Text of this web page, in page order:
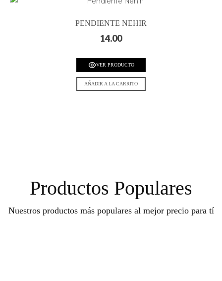
PENDIENTE NEHIR
14.00
VER PRODUCTO
AÑADIR A LA CARRITO
Productos Populares
Nuestros productos más populares al mejor precio para tí